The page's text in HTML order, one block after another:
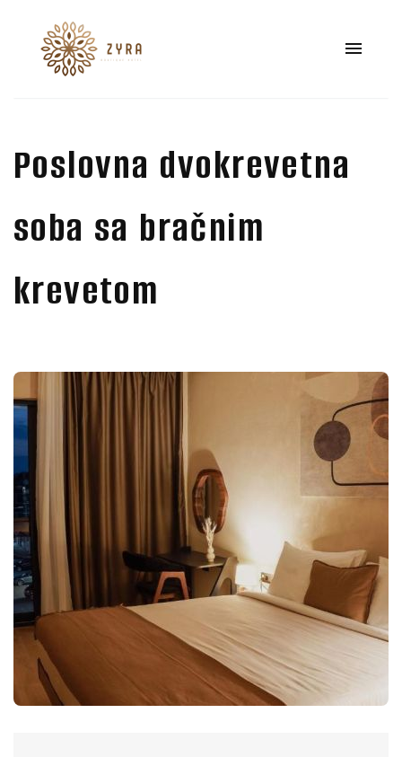
Poslovna dvokrevetna
soba sa bračnim
krevetom